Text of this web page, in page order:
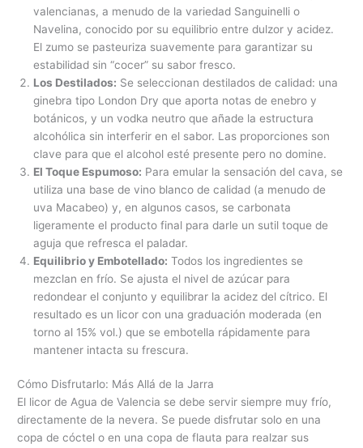
valencianas, a menudo de la variedad Sanguinelli o
Navelina, conocido por su equilibrio entre dulzor y acidez.
El zumo se pasteuriza suavemente para garantizar su
estabilidad sin “cocer” su sabor fresco.
Los Destilados: Se seleccionan destilados de calidad: una
ginebra tipo London Dry que aporta notas de enebro y
botánicos, y un vodka neutro que añade la estructura
alcohólica sin interferir en el sabor. Las proporciones son
clave para que el alcohol esté presente pero no domine.
El Toque Espumoso: Para emular la sensación del cava, se
utiliza una base de vino blanco de calidad (a menudo de
uva Macabeo) y, en algunos casos, se carbonata
ligeramente el producto final para darle un sutil toque de
aguja que refresca el paladar.
Equilibrio y Embotellado: Todos los ingredientes se
mezclan en frío. Se ajusta el nivel de azúcar para
redondear el conjunto y equilibrar la acidez del cítrico. El
resultado es un licor con una graduación moderada (en
torno al 15% vol.) que se embotella rápidamente para
mantener intacta su frescura.
Cómo Disfrutarlo: Más Allá de la Jarra
El licor de Agua de Valencia se debe servir siempre muy frío,
directamente de la nevera. Se puede disfrutar solo en una
copa de cóctel o en una copa de flauta para realzar sus